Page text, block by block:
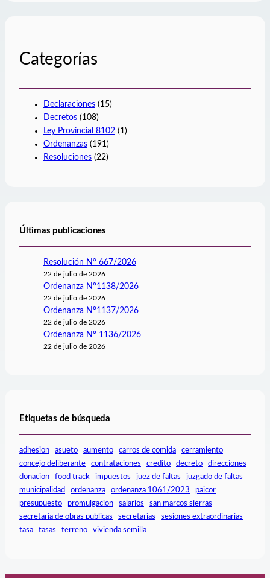
Categorías
Declaraciones (15)
Decretos (108)
Ley Provincial 8102 (1)
Ordenanzas (191)
Resoluciones (22)
Últimas publicaciones
Resolución N° 667/2026
22 de julio de 2026
Ordenanza N°1138/2026
22 de julio de 2026
Ordenanza N°1137/2026
22 de julio de 2026
Ordenanza N° 1136/2026
22 de julio de 2026
Etiquetas de búsqueda
adhesion asueto aumento carros de comida
cerramiento
concejo deliberante
contrataciones credito decreto
direcciones
donacion
food track impuestos juez de faltas
juzgado de faltas
municipalidad
ordenanza ordenanza 1061/2023
paicor
presupuesto
promulgacion salarios
san marcos sierras
secretaria de obras publicas
secretarias
sesiones extraordinarias
tasa
tasas terreno vivienda semilla